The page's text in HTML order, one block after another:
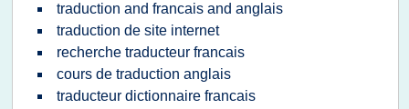
traduction and francais and anglais
traduction de site internet
recherche traducteur francais
cours de traduction anglais
traducteur dictionnaire francais